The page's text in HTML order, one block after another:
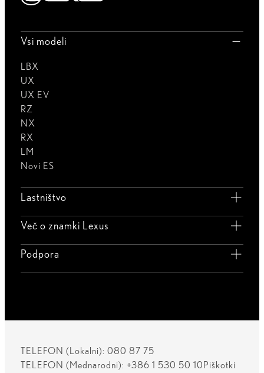
Vsi modeli
LBX
UX
UX EV
RZ
NX
RX
LM
Novi ES
Lastništvo
Več o znamki Lexus
Podpora
TELEFON (Lokalni): 080 87 75
TELEFON (Mednarodni): +386 1 530 50 10 Piškotki